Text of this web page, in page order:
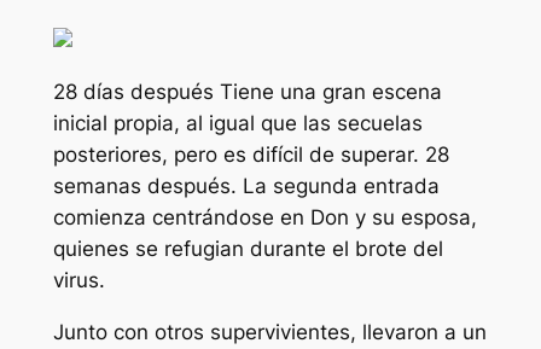
28 días después Tiene una gran escena
inicial propia, al igual que las secuelas
posteriores, pero es difícil de superar. 28
semanas después. La segunda entrada
comienza centrándose en Don y su esposa,
quienes se refugian durante el brote del
virus.
Junto con otros supervivientes, llevaron a un